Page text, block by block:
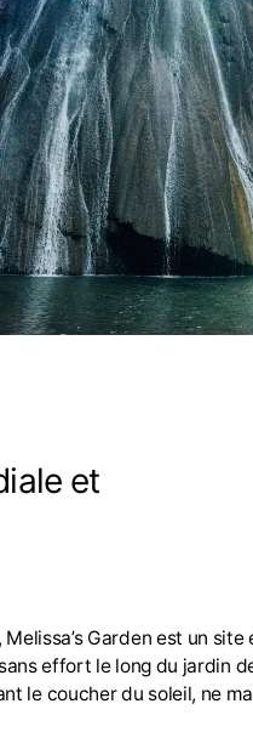
et
Garden est un
effort le long du jardin
le coucher du soleil, ne